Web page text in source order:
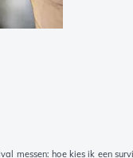
messen: hoe kies ik een